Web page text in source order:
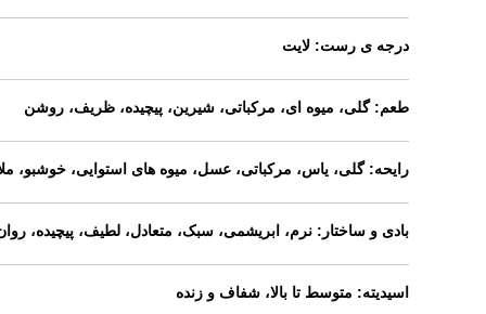
درجه ی رست: لایت
طعم: گلی، میوه ای، مرکباتی، شیرین، پیچیده، ظریف، روشن
رایحه: گلی، یاس، مرکباتی، عسل، میوه های استوایی، خوشبو،
بادی و ساختار: نرم، ابریشمی، سبک، متعادل، لطیف، پیچیده،
اسیدیته: متوسط تا بالا، شفاف و زنده